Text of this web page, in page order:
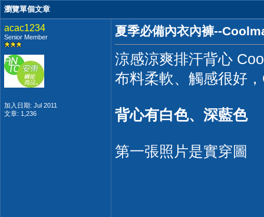
瀏覽單個文章
acac1234
Senior Member
加入日期: Jul 2011
文章: 1,236
夏季必備內衣內褲--
涼感涼爽排汗背心
布料柔軟、觸感很好
背心有白色、深藍色
第一張照片是實穿圖